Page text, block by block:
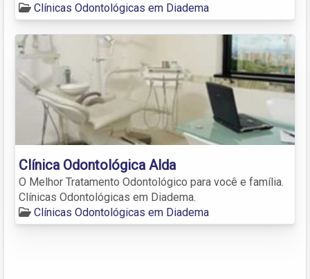
Clínicas Odontológicas em Diadema
Clínica Odontológica Alda
O Melhor Tratamento Odontológico para você e família.
Clínicas Odontológicas em Diadema.
Clínicas Odontológicas em Diadema